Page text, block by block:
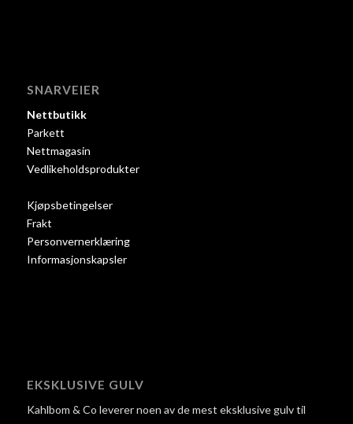
SNARVEIER
Nettbutikk
Parkett
Nettmagasin
Vedlikeholdsprodukter
Kjøpsbetingelser
Frakt
Personvernerklæring
Informasjonskapsler
EKSKLUSIVE GULV
Kahlbom & Co leverer noen av de mest eksklusive gulv til